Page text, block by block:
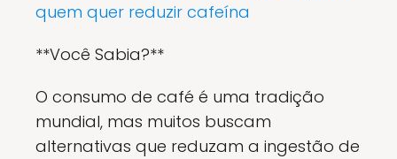
quem quer reduzir cafeína
**Você Sabia?**
O consumo de café é uma tradição
mundial, mas muitos buscam
alternativas que reduzam a ingestão de